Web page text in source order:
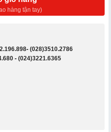
hàng tận tay)
- (028)3510.2786
- (024)3221.6365